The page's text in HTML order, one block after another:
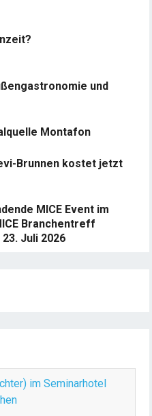
und
Montafon
Brunnen kostet jetzt
MICE Event im
Branchentreff
Juli 2026
im Seminarhotel